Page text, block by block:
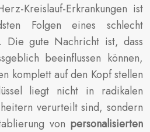
Kreislauf-Erkrankungen ist
Folgen eines schlecht
Die gute Nachricht ist, dass
beeinflussen können,
komplett auf den Kopf stellen
liegt nicht in radikalen
verurteilt sind, sondern
von personalisierten